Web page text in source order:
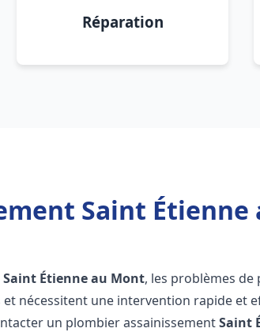
Réparation
Saint Étienne
Saint Étienne au Mont, les problèmes
nécessitent une intervention rapide et
un plombier assainissementSaint